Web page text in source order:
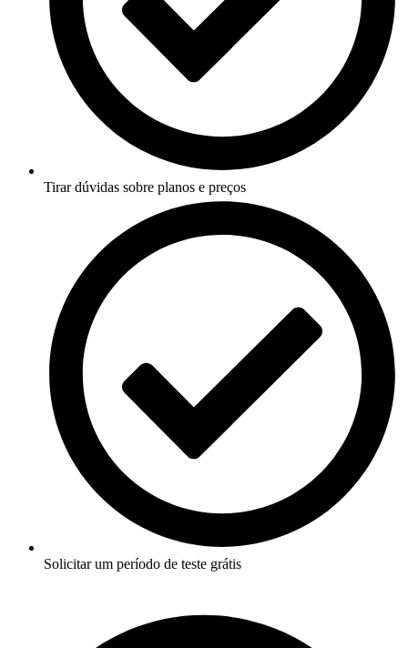
Tirar dúvidas sobre planos e preços
Solicitar um período de teste grátis